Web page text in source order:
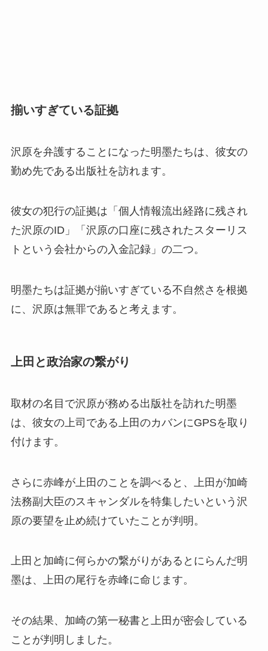
揃いすぎている証拠
沢原を弁護することになった明墨たちは、彼女の
勤め先である出版社を訪れます。
彼女の犯行の証拠は「個人情報流出経路に残され
た沢原のID」「沢原の口座に残されたスターリス
トという会社からの入金記録」の二つ。
明墨たちは証拠が揃いすぎている不自然さを根拠
に、沢原は無罪であると考えます。
上田と政治家の繋がり
取材の名目で沢原が務める出版社を訪れた明墨
は、彼女の上司である上田のカバンにGPSを取り
付けます。
さらに赤峰が上田のことを調べると、上田が加崎
法務副大臣のスキャンダルを特集したいという沢
原の要望を止め続けていたことが判明。
上田と加崎に何らかの繋がりがあるとにらんだ明
墨は、上田の尾行を赤峰に命じます。
その結果、加崎の第一秘書と上田が密会している
ことが判明しました。